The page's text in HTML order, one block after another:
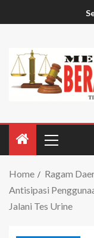
Home
Ragam
Antisipasi
Jalani Tes Urine